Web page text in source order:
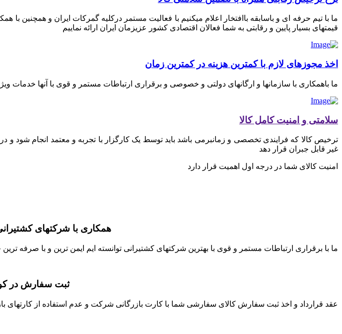
ما با تیم حرفه ای و باسابقه باافتخار اعلام میکنیم با فعالیت مستمر درکلیه گمرکات ایران و همچنین
قیمتهای بسیار پایین و رقابتی به شما فعالان اقتصادی کشور عزیزمان ایران ارائه نماییم
اخذ مجوزهای لازم با کمترین هزینه در کمترین زمان
ما باهمکاری با سازمانها و ارگانهای دولتی و خصوصی و برقراری ارتباطات مستمر و قوی با آنها خدمات
سلامتی و امنیت کامل کالا
ترخیص کالا که فرایندی تخصصی و زمانبرمی باشد باید توسط یک کارگزار با تجربه و معتمد انجام شود
غیر قابل جبران قرار دهد
امنیت کالای شما در درجه اول اهمیت قرار دارد
همکاری با شرکتهای
ما با برقراری ارتباطات مستمر و قوی با بهترین شرکتهای کشتیرانی توانسته ایم ایمن ترین و با صرفه
ثبت سفارش در
عقد قرارداد و اخذ ثبت سفارش کالای سفارشی شما با کارت بازرگانی شرکت و عدم استفاده از کارتهای